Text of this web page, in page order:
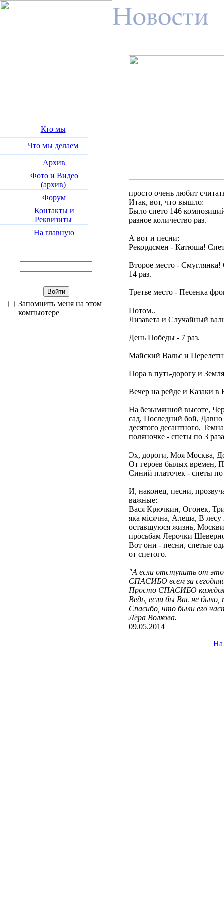
Кто мы
Что мы делаем
Архив
Фото и Видео
(архив)
Форум
Контакты и
Реквизиты
На главную
Запомнить меня на этом
компьютере
просто очень любит
Итак, вот, что вышло:
Было спето 146
разное количество раз.
А вот и песни:
Рекордсмен - Катюша!
Второе место -
14 раз.
Третье место - Песенка
Потом..
Лизавета и Случайный
День Победы - 7 раз.
Майский Вальс и
Пора в путь-дорогу и
Вечер на рейде и Казаки в
На безымянной высоте,
сад, Последний бой,
десятого десантного,
поляночке - спеты по 3
Эх, дороги, Моя Москва,
От героев былых времен,
Синий платочек - спеты по
И, наконец, песни,
важные:
Вася Крючкин, Огонек,
яка мiсячна, Алеша, В
оставшуюся жизнь,
просьбам Лерочки
Вот они - песни, спетые
от спетого.
"А если отступить от
СПАСИБО всем за
Просто СПАСИБО
Ведь, если бы Вас не
Спасибо, что были его
Лера Волкова.
09.05.2014
На